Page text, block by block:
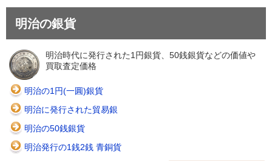
明治の銀貨
明治時代に発行された1円銀貨、50銭銀貨などの価値や
買取査定価格
明治の1円(一圓)銀貨
明治に発行された貿易銀
明治の50銭銀貨
明治発行の1銭2銭 青銅貨